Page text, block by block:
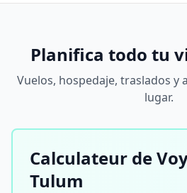
Planifica todo tu
Vuelos, hospedaje, traslados y
lugar.
Calculateur de
Tulum